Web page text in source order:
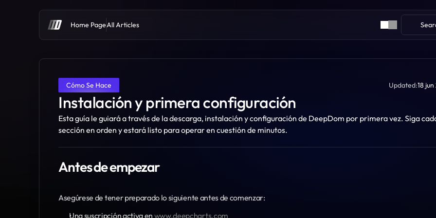
Home PageAll Articles
Cómo Se Hace Updated:18
Instalación y primera configuración
Esta guía le guiará a través de la descarga, instalación y configuración de DeepDom por primera vez. Siga
sección en orden y estará listo para operar en cuestión de minutos.
Antes de empezar
Asegúrese de tener preparado lo siguiente antes de comenzar:
Una suscripción activa en www.deepcharts.com